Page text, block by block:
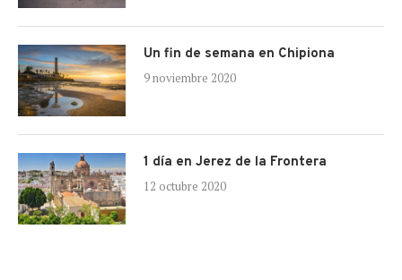
Un fin de semana en Chipiona
9 noviembre 2020
1 día en Jerez de la Frontera
12 octubre 2020